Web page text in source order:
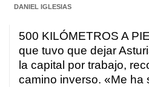
DANIEL IGLESIAS
500 KILÓMETROS A
que tuvo que dejar
la capital por trabajo,
camino inverso. «Me ha